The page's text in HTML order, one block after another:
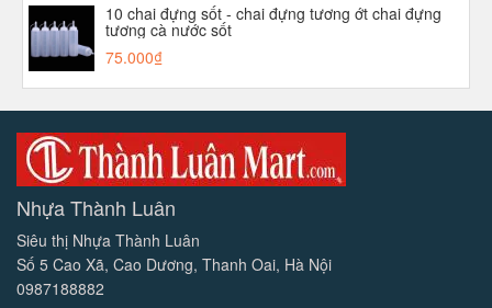
10 chai đựng sốt - chai đựng tương ớt chai đựng
tương cà nước sốt
75.000₫
Nhựa Thành Luân
Siêu thị Nhựa Thành Luân
Số 5 Cao Xã, Cao Dương, Thanh Oai, Hà Nội
0987188882